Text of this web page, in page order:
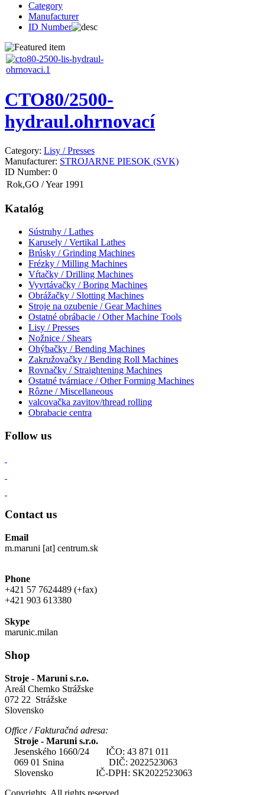
Category
Manufacturer
ID Number
CTO80/2500-
hydraul.ohrnovací
Category: Lisy / Presses
Manufacturer: STROJARNE PIESOK (SVK)
ID Number: 0
Rok,GO / Year 1991
Katalóg
Sústruhy / Lathes
Karusely / Vertikal Lathes
Brúsky / Grinding Machines
Frézky / Milling Machines
Vŕtačky / Drilling Machines
Vyvrtávačky / Boring Machines
Obrážačky / Slotting Machines
Stroje na ozubenie / Gear Machines
Ostatné obrábacie / Other Machine Tools
Lisy / Presses
Nožnice / Shears
Ohýbačky / Bending Machines
Zakružovačky / Bending Roll Machines
Rovnačky / Straightening Machines
Ostatné tvárniace / Other Forming Machines
Rôzne / Miscellaneous
valcovačka zavitov/thread rolling
Obrabacie centra
Follow us
Contact us
Email
m.maruni [at] centrum.sk
Phone
+421 57 7624489 (+fax)
+421 903 613380
Skype
marunic.milan
Shop
Stroje - Maruni s.r.o.
Areál Chemko Strážske
072 22 Strážske
Slovensko
Office / Fakturačná adresa:
Stroje - Maruni s.r.o.
Jesenského 1660/24 IČO: 43 871 011
069 01 Snina DIČ: 2022523063
Slovensko IČ-DPH: SK2022523063
Copyrights. All rights reserved.